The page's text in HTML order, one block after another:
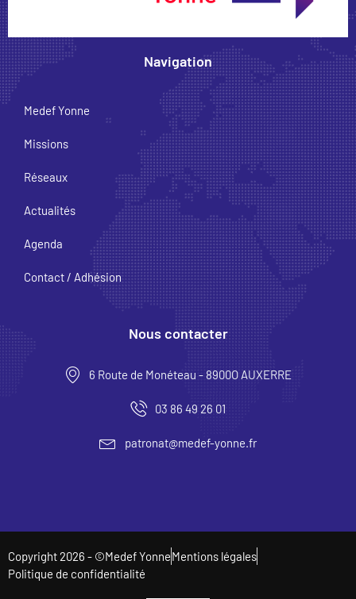
Navigation
Medef Yonne
Missions
Réseaux
Actualités
Agenda
Contact / Adhésion
Nous contacter
6 Route de Monéteau - 8900O AUXERRE
03 86 49 26 01
patronat@medef-yonne.fr
Copyright 2026 - ©Medef YonneMentions légales
Politique de confidentialité